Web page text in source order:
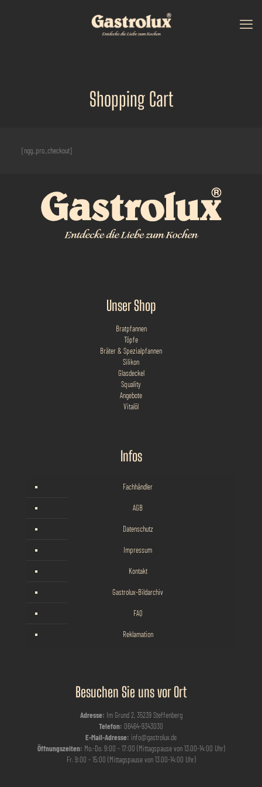
Shopping Cart
[ngg_pro_checkout]
Unser Shop
Bratpfannen
Töpfe
Bräter & Spezialpfannen
Silikon
Glasdeckel
Squality
Angebote
Vitalöl
Infos
Fachhändler
AGB
Datenschutz
Impressum
Kontakt
Gastrolux-Bildarchiv
FAQ
Reklamation
Besuchen Sie uns vor Ort
Adresse: Im Grund 2, 35239 Steffenberg
Telefon: 06464-9343030
E-Mail-Adresse: info@gastrolux.de
Öffnungszeiten: Mo.-Do. 9:00 - 17:00 (Mittagspause von 13.00-14:00 Uhr)
Fr. 9:00 - 15:00 (Mittagspause von 13.00-14:00 Uhr)